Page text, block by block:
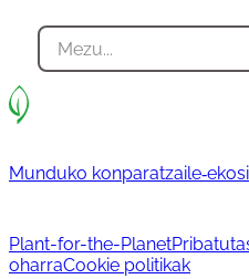
Munduko
Plant-for-the-Planet
oharraCookie politikak